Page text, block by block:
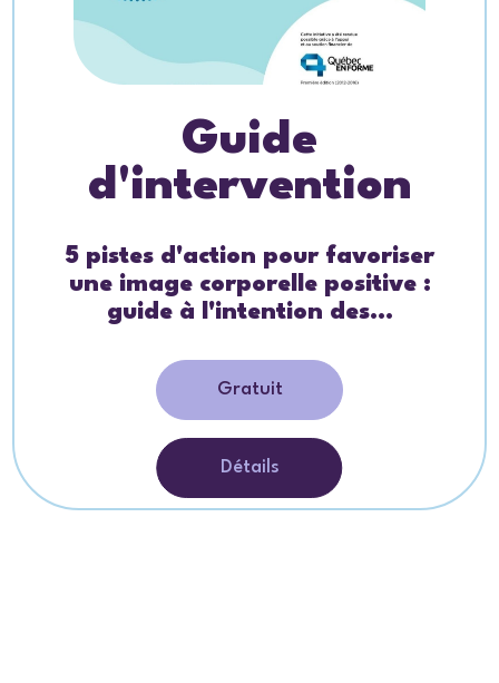
Guide
d'intervention
5 pistes d'action pour favoriser
une image corporelle positive :
guide à l'intention des...
Gratuit
Détails